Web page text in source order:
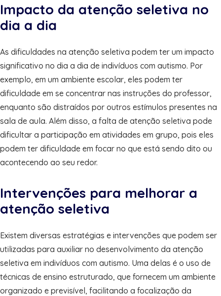
Impacto da atenção seletiva no
dia a dia
As dificuldades na atenção seletiva podem ter um impacto
significativo no dia a dia de indivíduos com autismo. Por
exemplo, em um ambiente escolar, eles podem ter
dificuldade em se concentrar nas instruções do professor,
enquanto são distraídos por outros estímulos presentes na
sala de aula. Além disso, a falta de atenção seletiva pode
dificultar a participação em atividades em grupo, pois eles
podem ter dificuldade em focar no que está sendo dito ou
acontecendo ao seu redor.
Intervenções para melhorar a
atenção seletiva
Existem diversas estratégias e intervenções que podem ser
utilizadas para auxiliar no desenvolvimento da atenção
seletiva em indivíduos com autismo. Uma delas é o uso de
técnicas de ensino estruturado, que fornecem um ambiente
organizado e previsível, facilitando a focalização da